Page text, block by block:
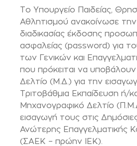
Το Υπουργείο Παιδείας,
Αθλητισμού ανακοίνωσε
διαδικασίας έκδοσης
ασφαλείας (password) για
των Γενικών και
που πρόκειται να
Δελτίο (Μ.Δ.) για την
Τριτοβάθμια Εκπαίδευση ή/
Μηχανογραφικό Δελτίο
εισαγωγή τους στις
Ανώτερης Επαγγελματικής
(ΣΑΕΚ – πρώην ΙΕΚ).